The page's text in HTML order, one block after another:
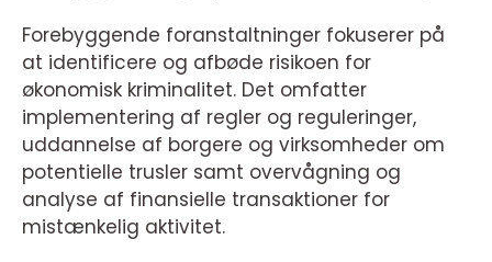
Forebyggende foranstaltninger fokuserer på
at identificere og afbøde risikoen for
økonomisk kriminalitet. Det omfatter
implementering af regler og reguleringer,
uddannelse af borgere og virksomheder om
potentielle trusler samt overvågning og
analyse af finansielle transaktioner for
mistænkelig aktivitet.